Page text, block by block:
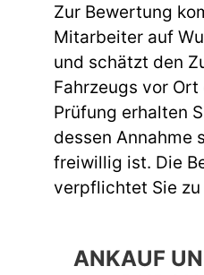
Zur Bewertung
Mitarbeiter auf
und schätzt den
Fahrzeugs vor
Prüfung erhalten
dessen Annahme
freiwillig ist. Die
verpflichtet Sie zu
ANKAUF